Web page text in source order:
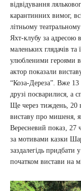
відвідування
карантинних вимог,
літньому
Яхт-клубу за адресою
маленьких глядачів та
улюбленими героями
актор показали
“Коза-Дереза”. Вже 13
друзі посварилися, а
Ще через тиждень, 20
виставу про мишеня,
Вересневий показ, 27
за мотивами казки
заздалегідь придбати
початком вистави на